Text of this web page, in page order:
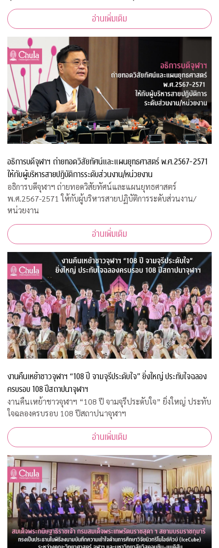
อ่านเพิ่มเติม
อธิการบดีจุฬาฯ ถ่ายทอดวิสัยทัศน์และแผนยุทธศาสตร์ พ.ศ.2567-2571
ให้กับผู้บริหารสายปฏิบัติการระดับส่วนงาน/หน่วยงาน
อธิการบดีจุฬาฯ ถ่ายทอดวิสัยทัศน์และแผนยุทธศาสตร์
พ.ศ.2567-2571 ให้กับผู้บริหารสายปฏิบัติการระดับส่วนงาน/
หน่วยงาน
อ่านเพิ่มเติม
งานคืนเหย้าชาวจุฬาฯ “108 ปี จามจุรีประดับใจ” ยิ่งใหญ่ ประทับใจฉลอง
ครบรอบ 108 ปีสถาปนาจุฬาฯ
งานคืนเหย้าชาวจุฬาฯ “108 ปี จามจุรีประดับใจ” ยิ่งใหญ่ ประทับ
ใจฉลองครบรอบ 108 ปีสถาปนาจุฬาฯ
อ่านเพิ่มเติม